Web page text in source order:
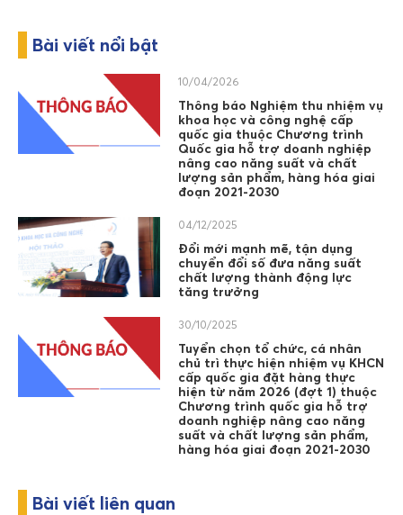
Bài viết nổi bật
10/04/2026
Thông báo Nghiệm thu nhiệm vụ
khoa học và công nghệ cấp
quốc gia thuộc Chương trình
Quốc gia hỗ trợ doanh nghiệp
nâng cao năng suất và chất
lượng sản phẩm, hàng hóa giai
đoạn 2021-2030
04/12/2025
Đổi mới mạnh mẽ, tận dụng
chuyển đổi số đưa năng suất
chất lượng thành động lực
tăng trưởng
30/10/2025
Tuyển chọn tổ chức, cá nhân
chủ trì thực hiện nhiệm vụ KHCN
cấp quốc gia đặt hàng thực
hiện từ năm 2026 (đợt 1) thuộc
Chương trình quốc gia hỗ trợ
doanh nghiệp nâng cao năng
suất và chất lượng sản phẩm,
hàng hóa giai đoạn 2021-2030
Bài viết liên quan